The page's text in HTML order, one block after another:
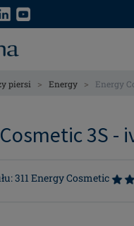
piersi > Energy > Energy
3S -
311 Energy Cosmetic